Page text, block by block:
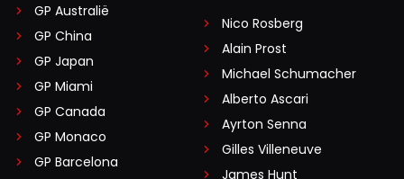
GP Australië
GP China
GP Japan
GP Miami
GP Canada
GP Monaco
GP Barcelona
Nico Rosberg
Alain Prost
Michael Schumacher
Alberto Ascari
Ayrton Senna
Gilles Villeneuve
James Hunt